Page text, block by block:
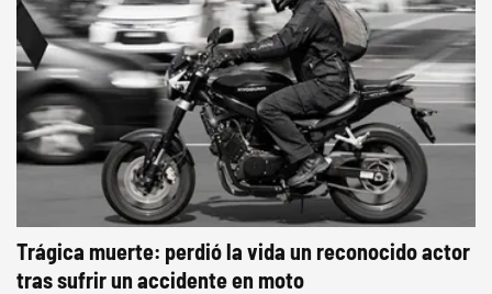
Trágica muerte: perdió la vida un reconocido actor
tras sufrir un accidente en moto